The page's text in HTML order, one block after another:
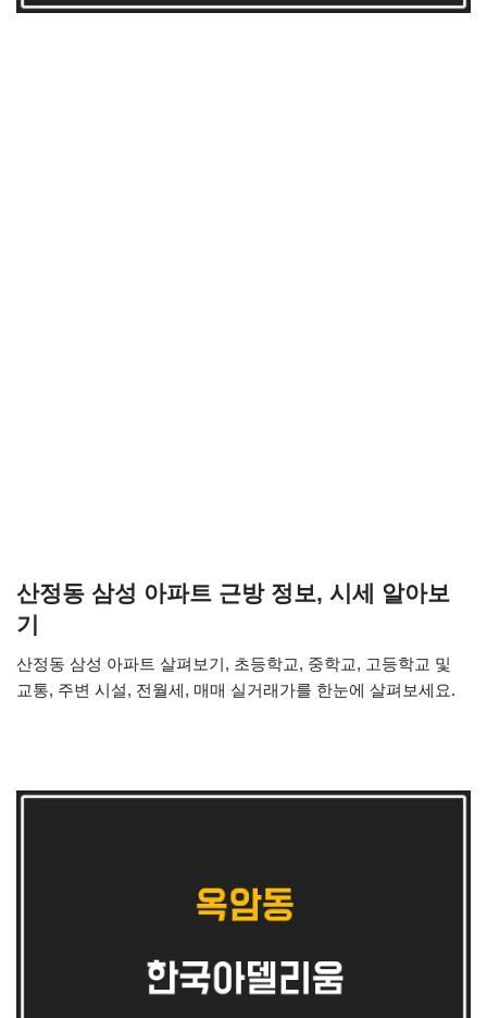
산정동 삼성 아파트 근방 정보, 시세 알아보
기
산정동 삼성 아파트 살펴보기, 초등학교, 중학교, 고등학교 및
교통, 주변 시설, 전월세, 매매 실거래가를 한눈에 살펴보세요.